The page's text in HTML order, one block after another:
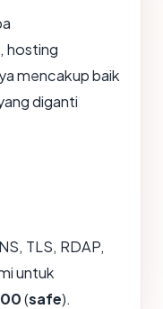
hosting
mencakup baik
diganti
TLS, RDAP,
untuk
(safe).